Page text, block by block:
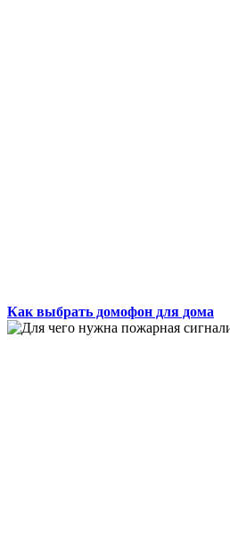
Как выбрать домофон для дома